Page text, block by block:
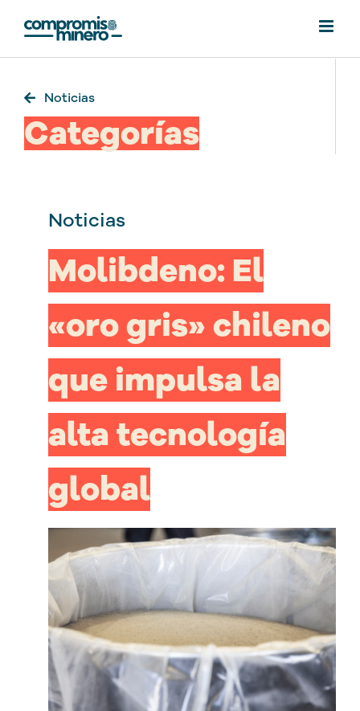
contenido
Noticias
Categorías
Noticias
Molibdeno: El
«oro gris» chileno
que impulsa la
alta tecnología
global